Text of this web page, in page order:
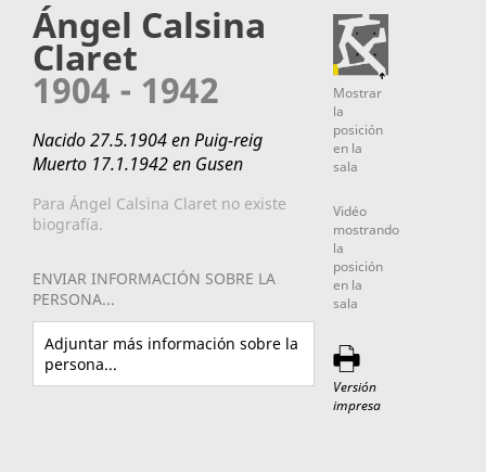
Ángel Calsina
Claret
1904 - 1942
Nacido 27.5.1904 en Puig-reig
Muerto 17.1.1942 en Gusen
Para Ángel Calsina Claret no existe
biografía.
ENVIAR INFORMACIÓN SOBRE LA
PERSONA...
Adjuntar más información sobre la
persona...
Mostrar
la
posición
en la
sala
Vidéo
mostrando
la
posición
en la
sala
Versión
impresa